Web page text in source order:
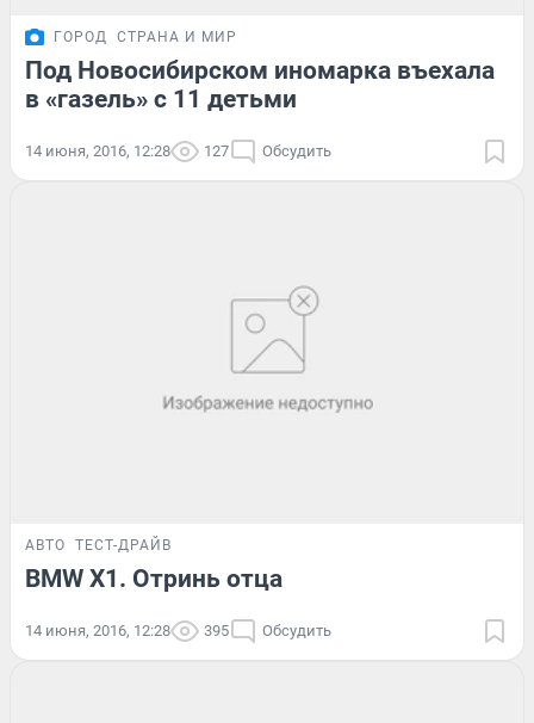
ГОРОД СТРАНА И МИР
Под Новосибирском иномарка въехала
в «газель» с 11 детьми
14 июня, 2016, 12:28 127 Обсудить
АВТО ТЕСТ-ДРАЙВ
BMW X1. Отринь отца
14 июня, 2016, 12:28 395 Обсудить